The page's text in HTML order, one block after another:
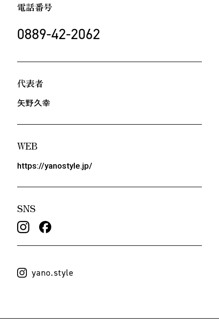
電話番号
0889-42-2062
代表者
矢野久幸
WEB
https://yanostyle.jp/
SNS
yano.style